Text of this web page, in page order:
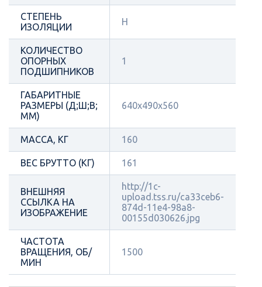
СТЕПЕНЬ
ИЗОЛЯЦИИ
Н
КОЛИЧЕСТВО
ОПОРНЫХ
ПОДШИПНИКОВ
1
ГАБАРИТНЫЕ
РАЗМЕРЫ (Д;Ш;В;
ММ)
640х490х560
МАССА, КГ 160
ВЕС БРУТТО (КГ) 161
ВНЕШНЯЯ
ССЫЛКА НА
ИЗОБРАЖЕНИЕ
http://1c-
upload.tss.ru/ca33ceb6-
874d-11e4-98a8-
00155d030626.jpg
ЧАСТОТА
ВРАЩЕНИЯ, ОБ/
МИН
1500